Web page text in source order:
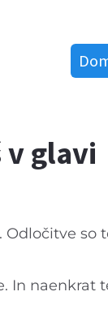
v glavi
so
In naenkrat